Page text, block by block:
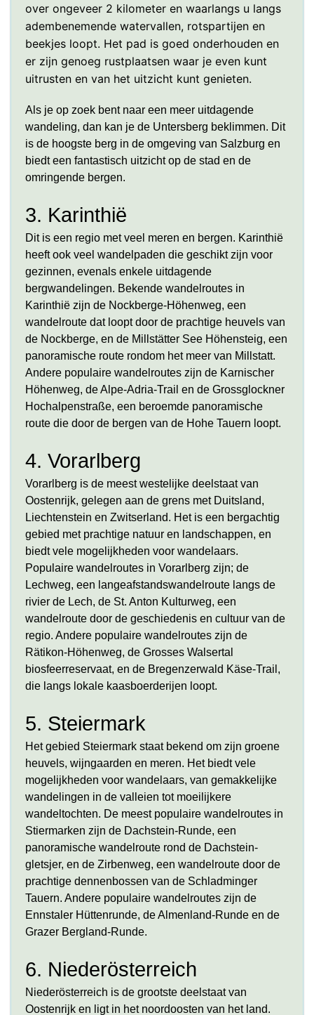
over ongeveer 2 kilometer en waarlangs u langs
adembenemende watervallen, rotspartijen en
beekjes loopt. Het pad is goed onderhouden en
er zijn genoeg rustplaatsen waar je even kunt
uitrusten en van het uitzicht kunt genieten.
Als je op zoek bent naar een meer uitdagende
wandeling, dan kan je de Untersberg beklimmen. Dit
is de hoogste berg in de omgeving van Salzburg en
biedt een fantastisch uitzicht op de stad en de
omringende bergen.
3. Karinthië
Dit is een regio met veel meren en bergen. Karinthië
heeft ook veel wandelpaden die geschikt zijn voor
gezinnen, evenals enkele uitdagende
bergwandelingen. Bekende wandelroutes in
Karinthië zijn de Nockberge-Höhenweg, een
wandelroute dat loopt door de prachtige heuvels van
de Nockberge, en de Millstätter See Höhensteig, een
panoramische route rondom het meer van Millstatt.
Andere populaire wandelroutes zijn de Karnischer
Höhenweg, de Alpe-Adria-Trail en de Grossglockner
Hochalpenstraße, een beroemde panoramische
route die door de bergen van de Hohe Tauern loopt.
4. Vorarlberg
Vorarlberg is de meest westelijke deelstaat van
Oostenrijk, gelegen aan de grens met Duitsland,
Liechtenstein en Zwitserland. Het is een bergachtig
gebied met prachtige natuur en landschappen, en
biedt vele mogelijkheden voor wandelaars.
Populaire wandelroutes in Vorarlberg zijn; de
Lechweg, een langeafstandswandelroute langs de
rivier de Lech, de St. Anton Kulturweg, een
wandelroute door de geschiedenis en cultuur van de
regio. Andere populaire wandelroutes zijn de
Rätikon-Höhenweg, de Grosses Walsertal
biosfeerreservaat, en de Bregenzerwald Käse-Trail,
die langs lokale kaasboerderijen loopt.
5. Steiermark
Het gebied Steiermark staat bekend om zijn groene
heuvels, wijngaarden en meren. Het biedt vele
mogelijkheden voor wandelaars, van gemakkelijke
wandelingen in de valleien tot moeilijkere
wandeltochten. De meest populaire wandelroutes in
Stiermarken zijn de Dachstein-Runde, een
panoramische wandelroute rond de Dachstein-
gletsjer, en de Zirbenweg, een wandelroute door de
prachtige dennenbossen van de Schladminger
Tauern. Andere populaire wandelroutes zijn de
Ennstaler Hüttenrunde, de Almenland-Runde en de
Grazer Bergland-Runde.
6. Niederösterreich
Niederösterreich is de grootste deelstaat van
Oostenrijk en ligt in het noordoosten van het land.